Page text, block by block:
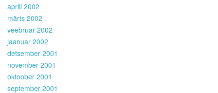
aprill 2002
märts 2002
veebruar 2002
jaanuar 2002
detsember 2001
november 2001
oktoober 2001
september 2001